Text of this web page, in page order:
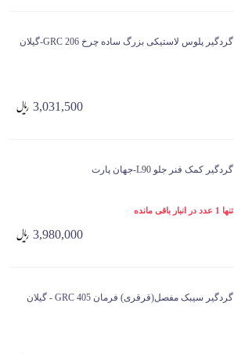
گردگیر پلوس لاستیکی بزرگ ساده چرخ 206 GRC-گیلان
3,031,500
گردگیر کمک فنر جلو L90-جهان پارت
تنها 1 عدد در انبار باقی مانده
3,980,000
گردگیر سیبک مفصل(قرقری) فرمان 405 GRC - گیلان